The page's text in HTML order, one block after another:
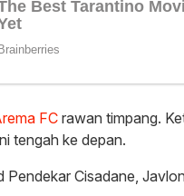
FCrawan timpang.
tengah ke depan.
Pendekar Cisadane,